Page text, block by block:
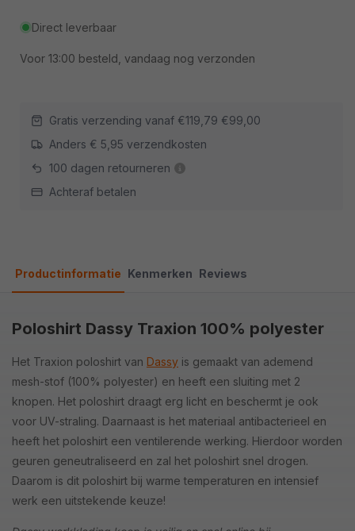
Direct leverbaar
Voor 13:00 besteld, vandaag nog verzonden
Gratis verzending vanaf €119,79 €99,00
Anders € 5,95 verzendkosten
100 dagen retourneren
Achteraf betalen
Productinformatie Kenmerken Reviews
Poloshirt Dassy Traxion 100% polyester
Het Traxion poloshirt van Dassy is gemaakt van ademend
mesh-stof (100% polyester) en heeft een sluiting met 2
knopen. Het poloshirt draagt erg licht en beschermt je ook
voor UV-straling. Daarnaast is het materiaal antibacterieel en
heeft het poloshirt een ventilerende werking. Hierdoor worden
geuren geneutraliseerd en zal het poloshirt snel drogen.
Daarom is dit poloshirt bij warme temperaturen en intensief
werk een uitstekende keuze!